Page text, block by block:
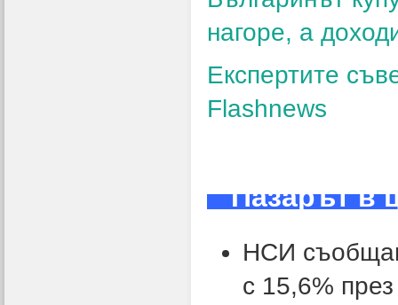
нагоре, а
Експертите
Flashnews
Пазарът в
НСИ
с 15,6%